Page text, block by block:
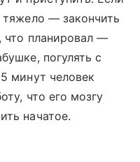
тяжело — закончить
что планировал —
погулять с
минут человек
что его мозгу
начатое.